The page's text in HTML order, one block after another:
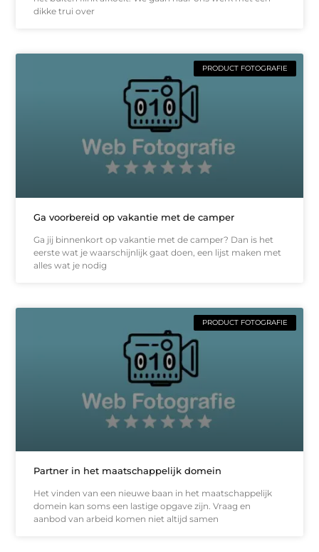
dikke trui over
PRODUCT FOTOGRAFIE
Ga voorbereid op vakantie met de camper
Ga jij binnenkort op vakantie met de camper? Dan is het
eerste wat je waarschijnlijk gaat doen, een lijst maken met
alles wat je nodig
PRODUCT FOTOGRAFIE
Partner in het maatschappelijk domein
Het vinden van een nieuwe baan in het maatschappelijk
domein kan soms een lastige opgave zijn. Vraag en
aanbod van arbeid komen niet altijd samen